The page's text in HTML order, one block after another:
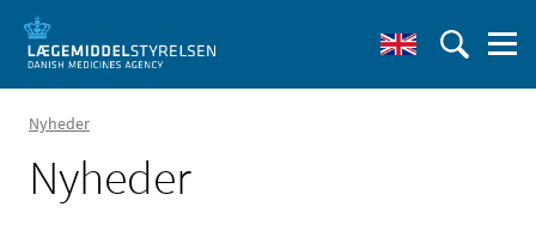
Nyheder
Nyheder